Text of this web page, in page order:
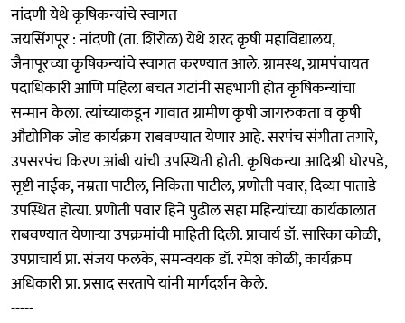
नांदणी येथे कृषिकन्यांचे स्वागत
जयसिंगपूर : नांदणी (ता. शिरोळ) येथे शरद कृषी महाविद्यालय,
जैनापूरच्या कृषिकन्यांचे स्वागत करण्यात आले. ग्रामस्थ, ग्रामपंचायत
पदाधिकारी आणि महिला बचत गटांनी सहभागी होत कृषिकन्यांचा
सन्मान केला. त्यांच्याकडून गावात ग्रामीण कृषी जागरुकता व कृषी
औद्योगिक जोड कार्यक्रम राबवण्यात येणार आहे. सरपंच संगीता तगारे,
उपसरपंच किरण आंबी यांची उपस्थिती होती. कृषिकन्या आदिश्री घोरपडे,
सृष्टी नाईक, नम्रता पाटील, निकिता पाटील, प्रणोती पवार, दिव्या पाताडे
उपस्थित होत्या. प्रणोती पवार हिने पुढील सहा महिन्यांच्या कार्यकालात
राबवण्यात येणाऱ्या उपक्रमांची माहिती दिली. प्राचार्य डॉ. सारिका कोळी,
उपप्राचार्य प्रा. संजय फलके, समन्वयक डॉ. रमेश कोळी, कार्यक्रम
अधिकारी प्रा. प्रसाद सरतापे यांनी मार्गदर्शन केले.
-----